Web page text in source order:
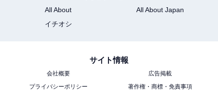
All About
All About Japan
イチオシ
サイト情報
会社概要
広告掲載
プライバシーポリシー
著作権・商標・免責事項